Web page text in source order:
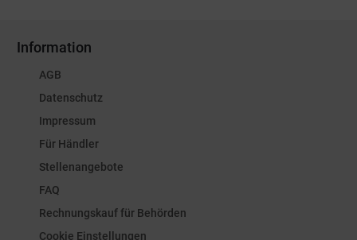
Information
AGB
Datenschutz
Impressum
Für Händler
Stellenangebote
FAQ
Rechnungskauf für Behörden
Cookie Einstellungen